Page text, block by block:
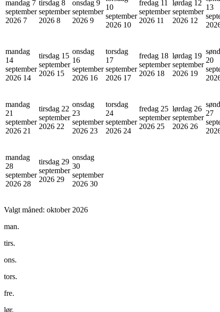
mandag 7
september
2026 7
tirsdag 8
september
2026 8
onsdag 9
september
2026 9
10
september
2026 10
fredag 11
september
2026 11
lørdag 12
september
2026 12
13
mandag
14
september
2026 14
tirsdag 15
september
2026 15
onsdag
16
september
2026 16
torsdag
17
september
2026 17
fredag 18
september
2026 18
lørdag 19
september
2026 19
20
mandag
21
september
2026 21
tirsdag 22
september
2026 22
onsdag
23
september
2026 23
torsdag
24
september
2026 24
fredag 25
september
2026 25
lørdag 26
september
2026 26
27
mandag
28
september
2026 28
tirsdag 29
september
2026 29
onsdag
30
september
2026 30
Valgt måned: oktober 2026
man.
tirs.
ons.
tors.
fre.
lør.